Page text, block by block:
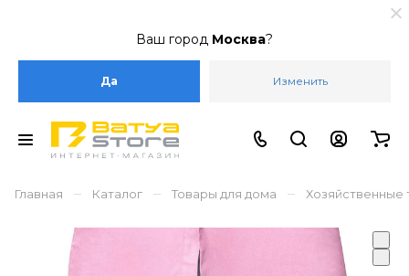
Ваш город Москва?
Да Изменить
Главная – Каталог – Товары для дома – Хозяйственные